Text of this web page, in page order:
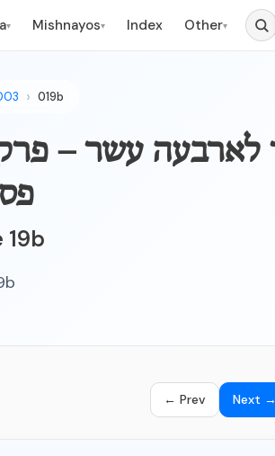
▾ Mishnayos▾ Index Other▾
019b
19b
← Prev Next →